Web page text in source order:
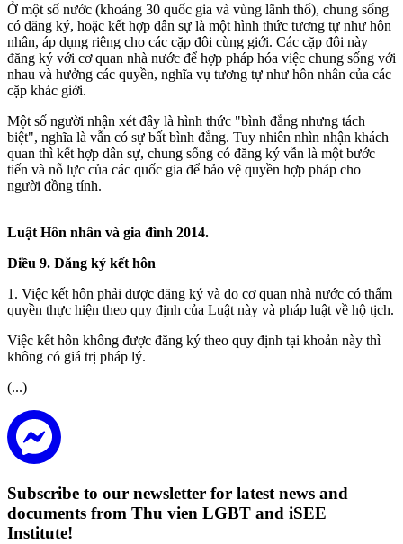
Ở một số nước (khoảng 30 quốc gia và vùng lãnh thổ), chung sống
có đăng ký, hoặc kết hợp dân sự là một hình thức tương tự như hôn
nhân, áp dụng riêng cho các cặp đôi cùng giới. Các cặp đôi này
đăng ký với cơ quan nhà nước để hợp pháp hóa việc chung sống với
nhau và hưởng các quyền, nghĩa vụ tương tự như hôn nhân của các
cặp khác giới.
Một số người nhận xét đây là hình thức "bình đẳng nhưng tách
biệt", nghĩa là vẫn có sự bất bình đẳng. Tuy nhiên nhìn nhận khách
quan thì kết hợp dân sự, chung sống có đăng ký vẫn là một bước
tiến và nỗ lực của các quốc gia để bảo vệ quyền hợp pháp cho
người đồng tính.
Luật Hôn nhân và gia đình 2014.
Điều 9. Đăng ký kết hôn
1. Việc kết hôn phải được đăng ký và do cơ quan nhà nước có thẩm
quyền thực hiện theo quy định của Luật này và pháp luật về hộ tịch.
Việc kết hôn không được đăng ký theo quy định tại khoản này thì
không có giá trị pháp lý.
(...)
Subscribe to our newsletter for latest news and
documents from Thu vien LGBT and iSEE
Institute!